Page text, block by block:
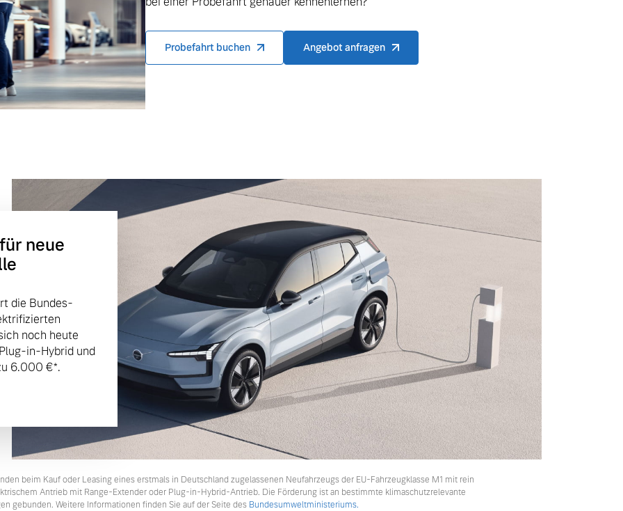
Probefahrt buchen Angebot anfragen
neue
die Bundes-
noch heute
in-Hybrid und
6.000 €⁠*.
beim Kauf oder Leasing eines erstmals in Deutschland zugelassenen Neufahrzeugs der EU-Fahrzeugklasse M1 mit rein
Antrieb mit Range-Extender oder Plug-in-Hybrid-Antrieb. Die Förderung ist an bestimmte klimaschutzrelevante
gebunden. Weitere Informationen finden Sie auf der Seite des Bundesumweltministeriums.